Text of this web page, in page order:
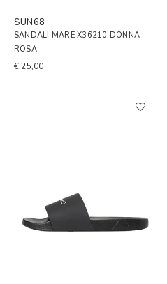
SUN68
SANDALI MARE X36210 DONNA
ROSA
€ 25,00